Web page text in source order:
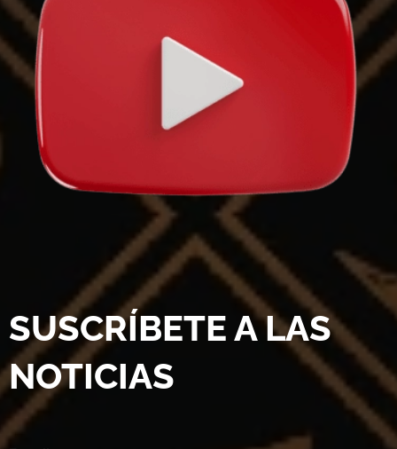
SUSCRÍBETE A LAS
NOTICIAS